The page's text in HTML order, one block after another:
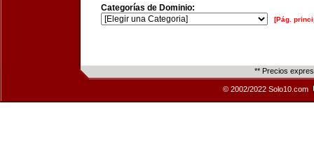
Categorías de Dominio:
[Pág.
** Precios
© 2002/2022 Solo10.com